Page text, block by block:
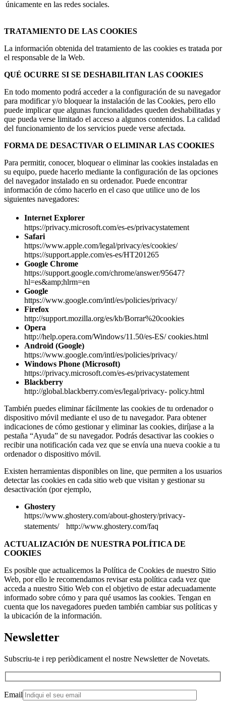
únicamente en las redes sociales.
TRATAMIENTO DE LAS COOKIES
La información obtenida del tratamiento de las cookies es tratada por
el responsable de la Web.
QUÉ OCURRE SI SE DESHABILITAN LAS COOKIES
En todo momento podrá acceder a la configuración de su navegador
para modificar y/o bloquear la instalación de las Cookies, pero ello
puede implicar que algunas funcionalidades queden deshabilitadas y
que pueda verse limitado el acceso a algunos contenidos. La calidad
del funcionamiento de los servicios puede verse afectada.
FORMA DE DESACTIVAR O ELIMINAR LAS COOKIES
Para permitir, conocer, bloquear o eliminar las cookies instaladas en
su equipo, puede hacerlo mediante la configuración de las opciones
del navegador instalado en su ordenador. Puede encontrar
información de cómo hacerlo en el caso que utilice uno de los
siguientes navegadores:
Internet Explorer
https://privacy.microsoft.com/es-es/privacystatement
Safari
https://www.apple.com/legal/privacy/es/cookies/
https://support.apple.com/es-es/HT201265
Google Chrome
https://support.google.com/chrome/answer/95647?
hl=es&amp;hlrm=en
Google
https://www.google.com/intl/es/policies/privacy/
Firefox
http://support.mozilla.org/es/kb/Borrar%20cookies
Opera
http://help.opera.com/Windows/11.50/es-ES/ cookies.html
Android (Google)
https://www.google.com/intl/es/policies/privacy/
Windows Phone (Microsoft)
https://privacy.microsoft.com/es-es/privacystatement
Blackberry
http://global.blackberry.com/es/legal/privacy- policy.html
También puedes eliminar fácilmente las cookies de tu ordenador o
dispositivo móvil mediante el uso de tu navegador. Para obtener
indicaciones de cómo gestionar y eliminar las cookies, diríjase a la
pestaña “Ayuda” de su navegador. Podrás desactivar las cookies o
recibir una notificación cada vez que se envía una nueva cookie a tu
ordenador o dispositivo móvil.
Existen herramientas disponibles on line, que permiten a los usuarios
detectar las cookies en cada sitio web que visitan y gestionar su
desactivación (por ejemplo,
Ghostery
https://www.ghostery.com/about-ghostery/privacy-
statements/ http://www.ghostery.com/faq
ACTUALIZACIÓN DE NUESTRA POLÍTICA DE
COOKIES
Es posible que actualicemos la Política de Cookies de nuestro Sitio
Web, por ello le recomendamos revisar esta política cada vez que
acceda a nuestro Sitio Web con el objetivo de estar adecuadamente
informado sobre cómo y para qué usamos las cookies. Tengan en
cuenta que los navegadores pueden también cambiar sus políticas y
la ubicación de la información.
Newsletter
Subscriu-te i rep periòdicament el nostre Newsletter de Novetats.
Email